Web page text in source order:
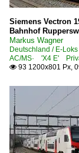
Siemens Vectron
Bahnhof
Markus Wagner
Deutschland / E-
AC/MS· 'X4 E'
 93 1200x801 Px,